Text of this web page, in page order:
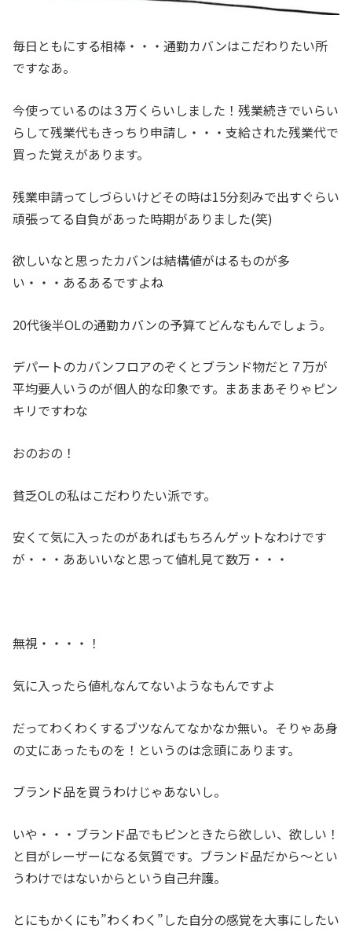
毎日ともにする相棒・・・通勤カバンはこだわりたい所
ですなあ。
今使っているのは３万くらいしました！残業続きでいらい
らして残業代もきっちり申請し・・・支給された残業代で
買った覚えがあります。
残業申請ってしづらいけどその時は15分刻みで出すぐらい
頑張ってる自負があった時期がありました(笑)
欲しいなと思ったカバンは結構値がはるものが多
い・・・あるあるですよね
20代後半OLの通勤カバンの予算てどんなもんでしょう。
デパートのカバンフロアのぞくとブランド物だと７万が
平均要人いうのが個人的な印象です。まあまあそりゃピン
キリですわな
おのおの！
貧乏OLの私はこだわりたい派です。
安くて気に入ったのがあればもちろんゲットなわけです
が・・・ああいいなと思って値札見て数万・・・
無視・・・・！
気に入ったら値札なんてないようなもんですよ
だってわくわくするブツなんてなかなか無い。そりゃあ身
の丈にあったものを！というのは念頭にあります。
ブランド品を買うわけじゃあないし。
いや・・・ブランド品でもピンときたら欲しい、欲しい！
と目がレーザーになる気質です。ブランド品だから～とい
うわけではないからという自己弁護。
とにもかくにも”わくわく”した自分の感覚を大事にしたい